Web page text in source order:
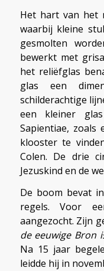
Het hart van het
waarbij kleine
gesmolten
bewerkt met
het reliëfglas
glas een
schilderachtige
een kleiner
Sapientiae,
klooster te
Colen. De drie
Jezuskind en de
De boom bevat
regels. Voor
aangezocht. Zijn
de eeuwige Bron
Na 15 jaar
leidde hij in